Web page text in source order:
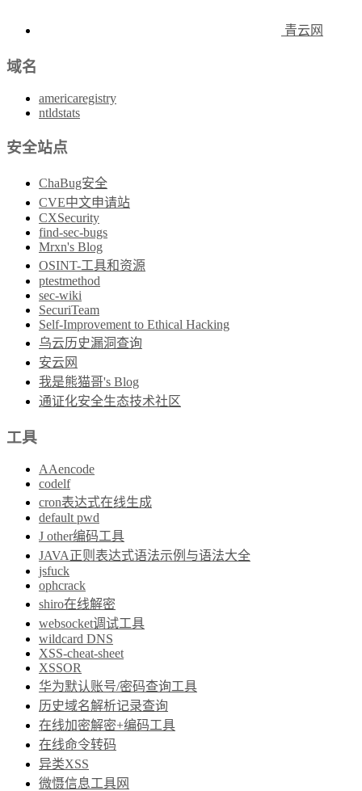
青云网
域名
americaregistry
ntldstats
安全站点
ChaBug安全
CVE中文申请站
CXSecurity
find-sec-bugs
Mrxn's Blog
OSINT-工具和资源
ptestmethod
sec-wiki
SecuriTeam
Self-Improvement to Ethical Hacking
乌云历史漏洞查询
安云网
我是熊猫哥's Blog
通证化安全生态技术社区
工具
AAencode
codelf
cron表达式在线生成
default pwd
J other编码工具
JAVA正则表达式语法示例与语法大全
jsfuck
ophcrack
shiro在线解密
websocket调试工具
wildcard DNS
XSS-cheat-sheet
XSSOR
华为默认账号/密码查询工具
历史域名解析记录查询
在线加密解密+编码工具
在线命令转码
异类XSS
微慑信息工具网